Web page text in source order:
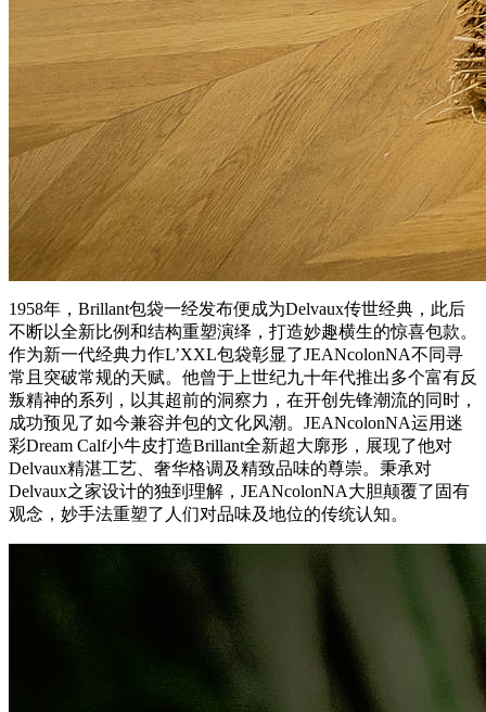
1958年，Brillant包袋一经发布便成为Delvaux传世经典，此后
不断以全新比例和结构重塑演绎，打造妙趣横生的惊喜包款。
作为新一代经典力作L’XXL包袋彰显了JEANcolonNA不同寻
常且突破常规的天赋。他曾于上世纪九十年代推出多个富有反
叛精神的系列，以其超前的洞察力，在开创先锋潮流的同时，
成功预见了如今兼容并包的文化风潮。JEANcolonNA运用迷
彩Dream Calf小牛皮打造Brillant全新超大廓形，展现了他对
Delvaux精湛工艺、奢华格调及精致品味的尊崇。秉承对
Delvaux之家设计的独到理解，JEANcolonNA大胆颠覆了固有
观念，妙手法重塑了人们对品味及地位的传统认知。